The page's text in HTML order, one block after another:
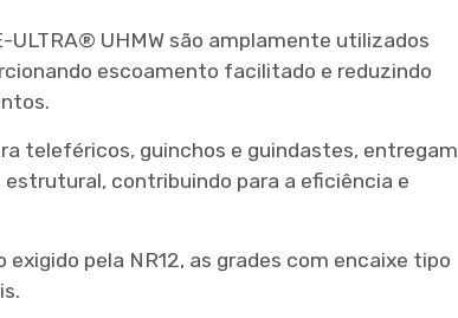
UHMW são amplamente utilizados
escoamento facilitado e reduzindo
teleféricos, guinchos e guindastes, entregam
contribuindo para a eficiência e
pela NR12, as grades com encaixe tipo